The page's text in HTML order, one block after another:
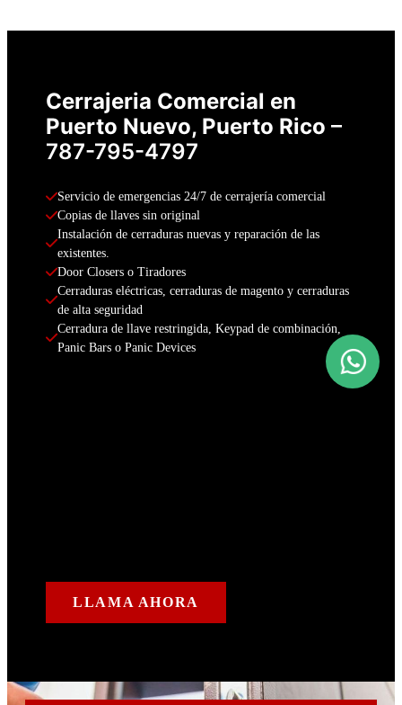
Cerrajeria Comercial en
Puerto Nuevo, Puerto Rico –
787-795-4797
Servicio de emergencias 24/7 de cerrajería comercial
Copias de llaves sin original
Instalación de cerraduras nuevas y reparación de las
existentes.
Door Closers o Tiradores
Cerraduras eléctricas, cerraduras de magento y cerraduras
de alta seguridad
Cerradura de llave restringida, Keypad de combinación,
Panic Bars o Panic Devices
LLAMA AHORA